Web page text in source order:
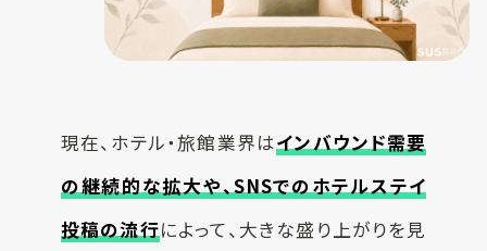
ッズ
SUS supply
備品・グッズ製
コラム
SUSPROとは
ECサイト
カタログ
現在、ホテル・旅館業界はインバウンド需要
の継続的な拡大や、SNSでのホテルステイ
投稿の流行によって、大きな盛り上がりを見